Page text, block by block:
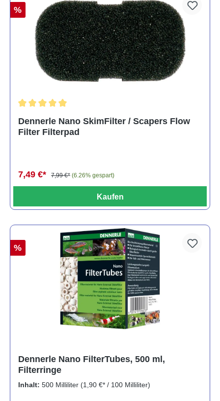
%
Dennerle Nano SkimFilter / Scapers Flow
Filter Filterpad
7,49 €* 7,99 €* (6.26% gespart)
Kaufen
%
Dennerle Nano FilterTubes, 500 ml,
Filterringe
Inhalt: 500 Milliliter (1,90 €* / 100 Milliliter)